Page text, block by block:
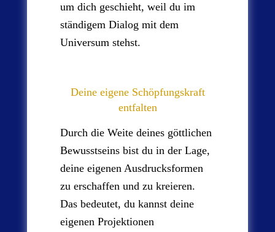
um dich geschieht, weil du im
ständigem Dialog mit dem
Universum stehst.
Deine eigene Schöpfungskraft
entfalten
Durch die Weite deines göttlichen
Bewusstseins bist du in der Lage,
deine eigenen Ausdrucksformen
zu erschaffen und zu kreieren.
Das bedeutet, du kannst deine
eigenen Projektionen